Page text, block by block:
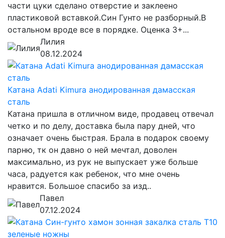
части цуки сделано отверстие и заклеено
пластиковой вставкой.Син Гунто не разборный.В
остальном вроде все в порядке. Оценка 3+...
Лилия
08.12.2024
Катана Adati Kimura анодированная дамасская
сталь
Катана пришла в отличном виде, продавец отвечал
четко и по делу, доставка была пару дней, что
означает очень быстрая. Брала в подарок своему
парню, тк он давно о ней мечтал, доволен
максимально, из рук не выпускает уже больше
часа, радуется как ребенок, что мне очень
нравится. Большое спасибо за изд..
Павел
07.12.2024